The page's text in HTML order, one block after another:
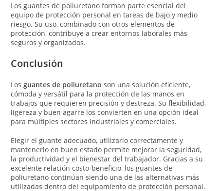
Los guantes de poliuretano forman parte esencial del
equipo de protección personal en tareas de bajo y medio
riesgo. Su uso, combinado con otros elementos de
protección, contribuye a crear entornos laborales más
seguros y organizados.
Conclusión
Losguantes de poliuretano son una solución eficiente,
cómoda y versátil para la protección de las manos en
trabajos que requieren precisión y destreza. Su flexibilidad,
ligereza y buen agarre los convierten en una opción ideal
para múltiples sectores industriales y comerciales.
Elegir el guante adecuado, utilizarlo correctamente y
mantenerlo en buen estado permite mejorar la seguridad,
la productividad y el bienestar del trabajador. Gracias a su
excelente relación costo-beneficio, los guantes de
poliuretano continúan siendo una de las alternativas más
utilizadas dentro del equipamiento de protección personal.